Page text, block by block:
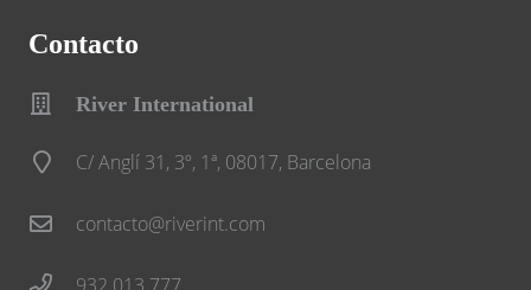
Contacto
River International
C/ Anglí 31, 3º, 1ª, 08017, Barcelona
contacto@riverint.com
932 013 777